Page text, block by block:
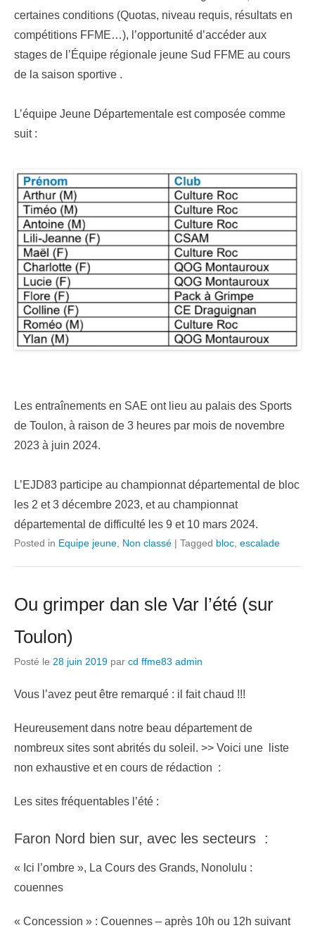
certaines conditions (Quotas, niveau requis, résultats en
compétitions FFME…), l’opportunité d’accéder aux
stages de l’Équipe régionale jeune Sud FFME au cours
de la saison sportive .
L’équipe Jeune Départementale est composée comme
suit :
Les entraînements en SAE ont lieu au palais des Sports
de Toulon, à raison de 3 heures par mois de novembre
2023 à juin 2024.
L’EJD83 participe au championnat départemental de bloc
les 2 et 3 décembre 2023, et au championnat
départemental de difficulté les 9 et 10 mars 2024.
Posted in Equipe jeune Non classé | Tagged bloc escalade
Ou grimper dan sle Var l’été (sur
Toulon)
Posté le 28 juin 2019 par cd ffme83 admin
Vous l’avez peut être remarqué : il fait chaud !!!
Heureusement dans notre beau département de
nombreux sites sont abrités du soleil. >> Voici une liste
non exhaustive et en cours de rédaction :
Les sites fréquentables l’été :
Faron Nord bien sur, avec les secteurs :
« Ici l’ombre », La Cours des Grands, Nonolulu :
couennes
« Concession » : Couennes – après 10h ou 12h suivant